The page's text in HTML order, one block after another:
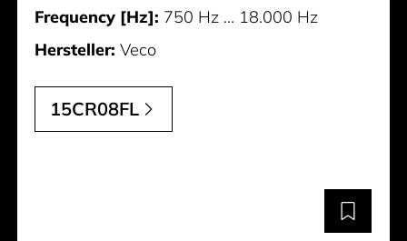
Frequency [Hz]: 750 Hz ... 18.000 Hz
Hersteller: Veco
15CR08FL